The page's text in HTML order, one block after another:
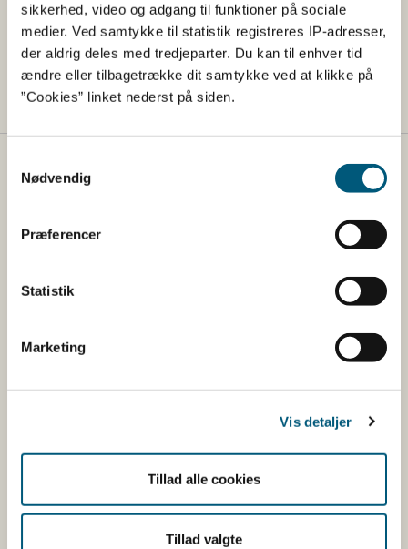
sikkerhed, video og adgang til funktioner på sociale
medier. Ved samtykke til statistik registreres IP-adresser,
der aldrig deles med tredjeparter. Du kan til enhver tid
ændre eller tilbagetrække dit samtykke ved at klikke på
”Cookies” linket nederst på siden.
Nødvendig
Præferencer
Statistik
Marketing
Vis detaljer
Tillad alle cookies
Tillad valgte
Du sender en elektronisk faktura via virk.dk:
E-fakturering (virk.dk)
Fødevarestyrelsen
Erhvervsministeriet. Styrelsen arbejder med hele
dyresundhed og sikker, sund mad. Vi står bag De
officielle Kostråd og smileykontroller, som du kender
2600 Glostrup
EAN